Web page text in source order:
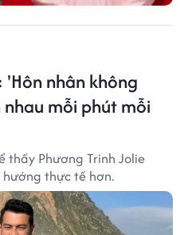
'Hôn nhân không
mỗi phút mỗi
thấy Phương Trinh Jolie
thực tế hơn.